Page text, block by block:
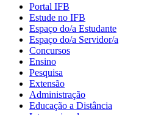
Portal IFB
Estude no IFB
Espaço do/a Estudante
Espaço do/a Servidor/a
Concursos
Ensino
Pesquisa
Extensão
Administração
Educação a Distância